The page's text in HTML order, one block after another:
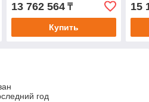
13 762 564₸
Купить
15
год